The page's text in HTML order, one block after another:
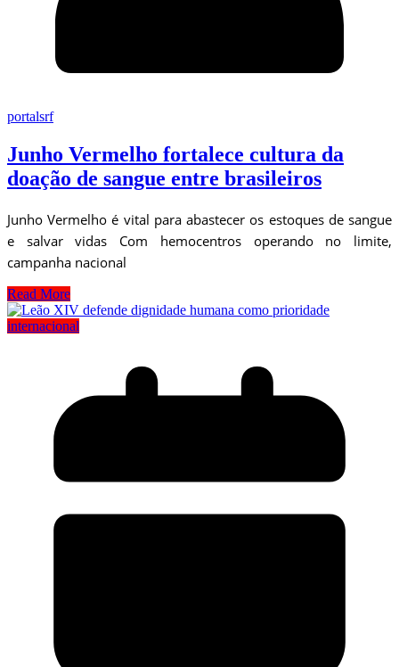
portalsrf
Junho Vermelho fortalece cultura da
doação de sangue entre brasileiros
Junho Vermelho é vital para abastecer os estoques de sangue
e salvar vidas Com hemocentros operando no limite,
campanha nacional
Read More
internacional